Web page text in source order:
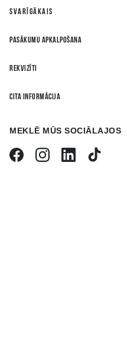
SVARĪGĀKAIS
PASĀKUMU APKALPOŠANA
REKVIZĪTI
CITA INFORMĀCIJA
MEKLĒ MŪS SOCIĀLAJOS